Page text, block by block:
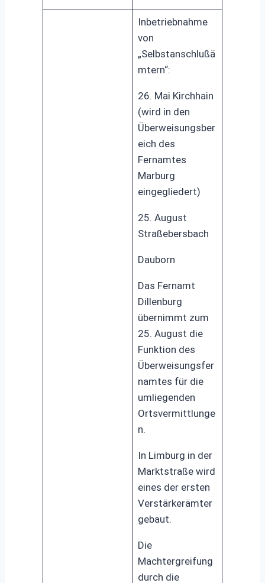
Inbetriebnahme
von
„Selbstanschlußä
mtern“:
26. Mai Kirchhain
(wird in den
Überweisungsber
eich des
Fernamtes
Marburg
eingegliedert)
25. August
Straßebersbach
Dauborn
Das Fernamt
Dillenburg
übernimmt zum
25. August die
Funktion des
Überweisungsfer
namtes für die
umliegenden
Ortsvermittlunge
n.
In Limburg in der
Marktstraße wird
eines der ersten
Verstärkerämter
gebaut.
Die
Machtergreifung
durch die